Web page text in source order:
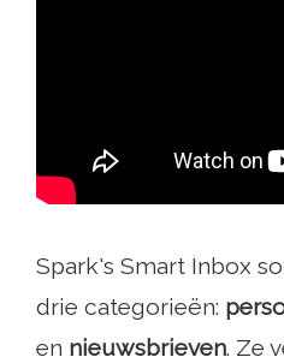
Spark's Smart Inbox
drie categorieën:
en nieuwsbrieven. Ze